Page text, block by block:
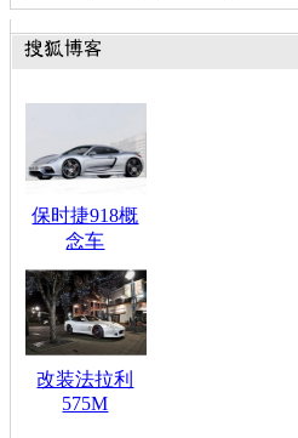
保时捷918概
念车
改装法拉利
575M